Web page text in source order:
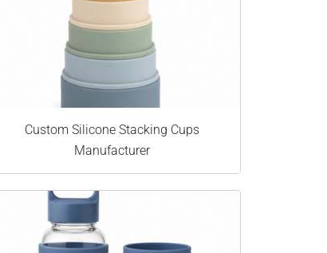
Custom Silicone Stacking Cups
Manufacturer